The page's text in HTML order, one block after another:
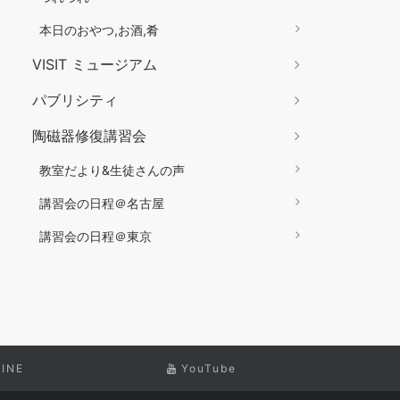
本日のおやつ,お酒,肴
VISIT ミュージアム
パブリシティ
陶磁器修復講習会
教室だより&生徒さんの声
講習会の日程＠名古屋
講習会の日程＠東京
YouTube